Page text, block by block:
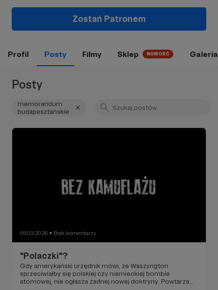
Zostań Patronem
Profil Posty Filmy Sklep NOWOŚĆ Galeria
Posty
memorandum
budapesztańskie
05.03.2026 ● Brak komentarzy
"Polaczki"?
Gdy amerykański urzędnik mówi, że Waszyngton
sprzeciwiałby się polskiej czy niemieckiej bombie
atomowej, nie ogłasza żadnej nowej doktryny. Powtarza